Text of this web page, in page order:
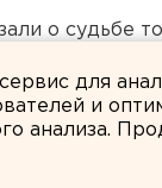
о судьбе
для
и
анализа.